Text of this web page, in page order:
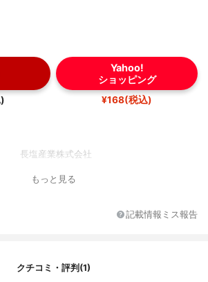
Yahoo!
ショッピング
¥168(税込)
長塩産業株式会社
もっと見る
記載情報ミス報告
クチコミ・評判(1)